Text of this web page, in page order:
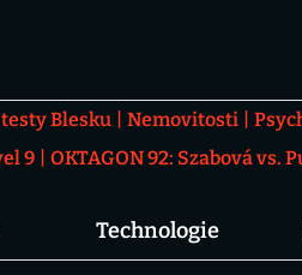
Blesku Nemovitosti
9 OKTAGON 92: Szabová vs.
Technologie